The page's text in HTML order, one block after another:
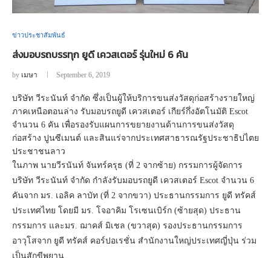
ข่าวประชาสัมพันธ์
ส่งมอบรถบรรทุก ยูดี เควสเตอร์ รุ่นใหม่ 6 คัน
by เมษา September 6, 2019
บริษัท วีระนันท์ จำกัด ซึ่งเป็นผู้ให้บริการขนส่งวัสดุก่อสร้างรายใหญ่
ภาคเหนือตอนล่าง รับมอบรถยูดี เควสเตอร์ เกียร์กึ่งอัตโนมัติ Escot
จำนวน 6 คัน เพื่อรองรับแผนการขยายงานด้านการขนส่งวัสดุ
ก่อสร้าง ปูนซีเมนต์ และสินแร่จากประเทศสาธารณรัฐประชาธิปไตย
ประชาชนลาว
ในภาพ นายวีรนันท์ จันทร์ครุธ (ที่ 2 จากซ้าย) กรรมการผู้จัดการ
บริษัท วีระนันท์ จำกัด กำลังรับมอบรถยูดี เควสเตอร์ Escot จำนวน 6
คันจาก มร. เอลิค ลาบัท (ที่ 2 จากขวา) ประธานกรรมการ ยูดี ทรัคส์
ประเทศไทย โดยมี มร. โจอาคิม โรเซนเบิร์ก (ซ้ายสุด) ประธาน
กรรมการ และมร. ฌาคส์ มิเชล (ขวาสุด) รองประธานกรรมการ
อาวุโสจาก ยูดี ทรัคส์ คอร์ปอเรชั่น สำนักงานใหญ่ประเทศญี่ปุ่น ร่วม
เป็นสักขีพยาน